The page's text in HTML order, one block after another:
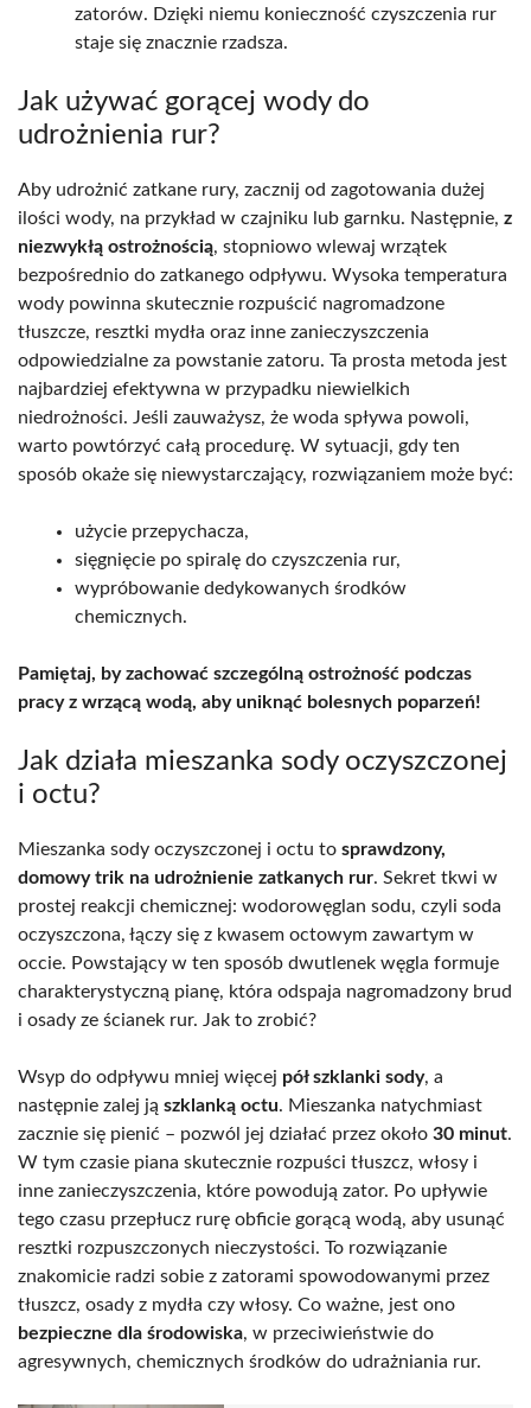
zatorów. Dzięki niemu konieczność czyszczenia rur
staje się znacznie rzadsza.
Jak używać gorącej wody do
udrożnienia rur?
Aby udrożnić zatkane rury, zacznij od zagotowania dużej
ilości wody, na przykład w czajniku lub garnku. Następnie, z
niezwykłą ostrożnością, stopniowo wlewaj wrzątek
bezpośrednio do zatkanego odpływu. Wysoka temperatura
wody powinna skutecznie rozpuścić nagromadzone
tłuszcze, resztki mydła oraz inne zanieczyszczenia
odpowiedzialne za powstanie zatoru. Ta prosta metoda jest
najbardziej efektywna w przypadku niewielkich
niedrożności. Jeśli zauważysz, że woda spływa powoli,
warto powtórzyć całą procedurę. W sytuacji, gdy ten
sposób okaże się niewystarczający, rozwiązaniem może być:
użycie przepychacza,
sięgnięcie po spiralę do czyszczenia rur,
wypróbowanie dedykowanych środków
chemicznych.
Pamiętaj, by zachować szczególną ostrożność podczas
pracy z wrzącą wodą, aby uniknąć bolesnych poparzeń!
Jak działa mieszanka sody oczyszczonej
i octu?
Mieszanka sody oczyszczonej i octu to sprawdzony,
domowy trik na udrożnienie zatkanych rur. Sekret tkwi w
prostej reakcji chemicznej: wodorowęglan sodu, czyli soda
oczyszczona, łączy się z kwasem octowym zawartym w
occie. Powstający w ten sposób dwutlenek węgla formuje
charakterystyczną pianę, która odspaja nagromadzony brud
i osady ze ścianek rur. Jak to zrobić?
Wsyp do odpływu mniej więcej pół szklanki sody, a
następnie zalej ją szklanką octu. Mieszanka natychmiast
zacznie się pienić – pozwól jej działać przez około 30 minut.
W tym czasie piana skutecznie rozpuści tłuszcz, włosy i
inne zanieczyszczenia, które powodują zator. Po upływie
tego czasu przepłucz rurę obficie gorącą wodą, aby usunąć
resztki rozpuszczonych nieczystości. To rozwiązanie
znakomicie radzi sobie z zatorami spowodowanymi przez
tłuszcz, osady z mydła czy włosy. Co ważne, jest ono
bezpieczne dla środowiska, w przeciwieństwie do
agresywnych, chemicznych środków do udrażniania rur.